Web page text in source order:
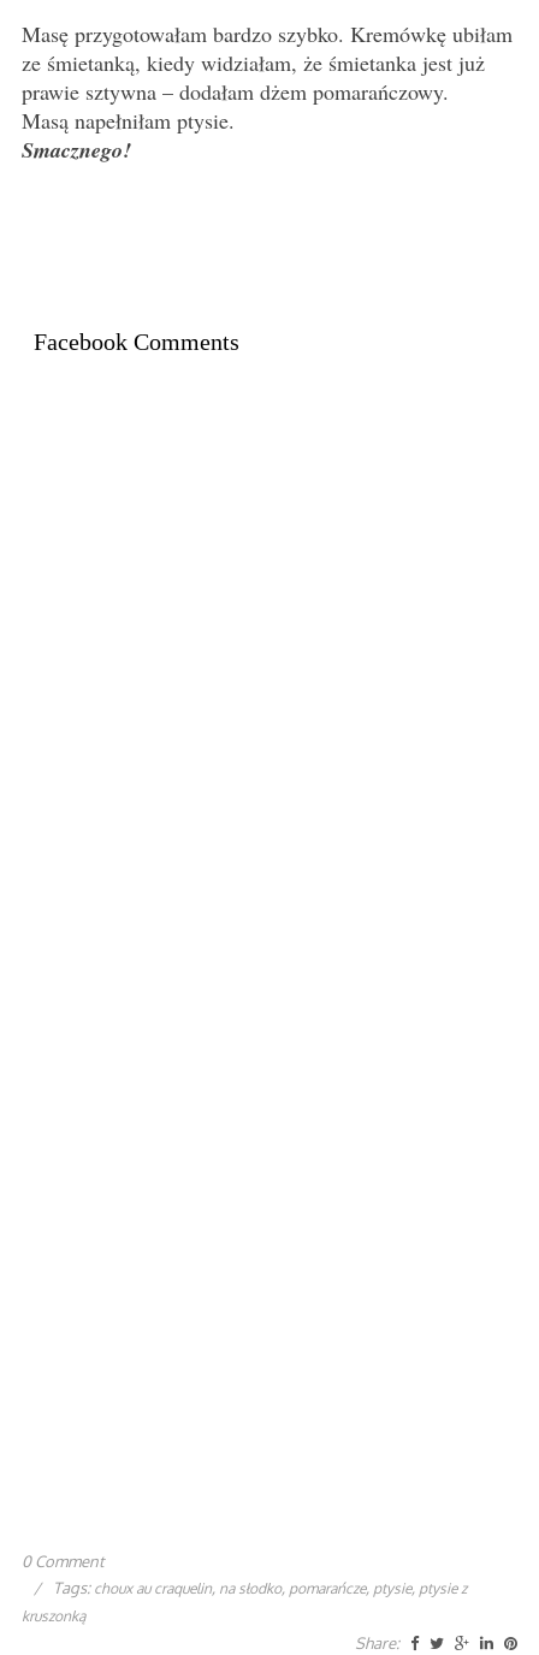
Masę przygotowałam bardzo szybko. Kremówkę ubiłam
ze śmietanką, kiedy widziałam, że śmietanka jest już
prawie sztywna – dodałam dżem pomarańczowy.
Masą napełniłam ptysie.
Smacznego!
Facebook Comments
0 Comment
/
Tags: choux au craquelin, na słodko, pomarańcze, ptysie, ptysie z
kruszonką
Share: